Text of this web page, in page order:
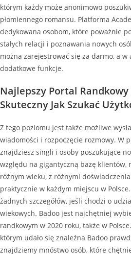
którym każdy może anonimowo
płomiennego romansu. Platforma
dedykowana osobom, które poważnie
stałych relacji i poznawania nowych
można zarejestrować się za darmo, a w
dodatkowe funkcje.
Najlepszy Portal Randkowy
Skuteczny Jak Szukać
Z tego poziomu jest także możliwe
wiadomości i rozpoczęcie rozmowy. W
znajdziesz singli i osoby poszukujące
względu na gigantyczną bazę klientów,
różnym wieku, z różnymi
praktycznie w każdym miejscu w
żadnych szczegółów, jeśli chodzi o
wiekowych. Badoo jest najchętniej
randkowym w 2020 roku, także w
którym udało się znaleźna Badoo
znajdziemy mnóstwo osób, które